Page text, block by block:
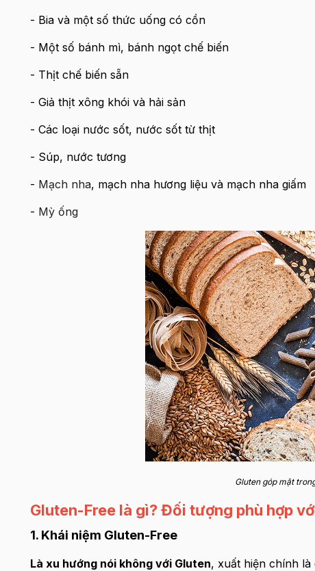
- Bia và một số thức uống có cồn
- Một số bánh mì, bánh ngọt chế biến
- Thịt chế biến sẵn
- Giả thịt xông khói và hải sản
- Các loại nước sốt, nước sốt từ thịt
- Súp, nước tương
- Mạch nha, mạch nha hương liệu và mạch nha giấm
- Mỳ ống
Gluten góp mặt
Gluten-Free là gì? Đối tượng phù hợp
1. Khái niệm Gluten-Free
Là xu hướng nói không với Gluten, xuất hiện chính